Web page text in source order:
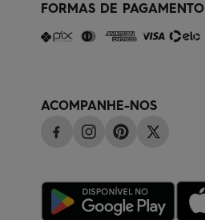
FORMAS DE PAGAMENTO
ACOMPANHE-NOS